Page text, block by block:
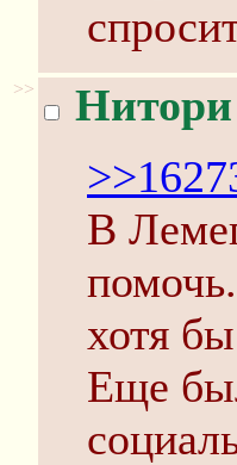
>> Нитори
В
хотя
Еще